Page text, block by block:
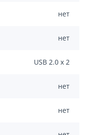
нет
нет
USB 2.0 х 2
нет
нет